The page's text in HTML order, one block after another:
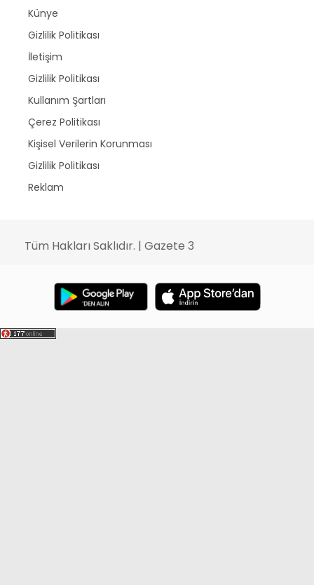
Künye
Gizlilik Politikası
İletişim
Gizlilik Politikası
Kullanım Şartları
Çerez Politikası
Kişisel Verilerin Korunması
Gizlilik Politikası
Reklam
Tüm Hakları Saklıdır. | Gazete 3